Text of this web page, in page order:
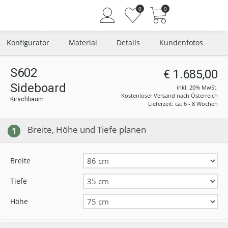
Angemeldet bleiben
Passwort vergessen?
0 0
Konfigurator Material Details Kundenfotos
S602
Sideboard
Kirschbaum
€ 1.685,00
inkl. 20% MwSt.
Kostenloser Versand nach Österreich
Lieferzeit: ca. 6 - 8 Wochen
1 Breite, Höhe und Tiefe planen
Breite
Tiefe
Höhe